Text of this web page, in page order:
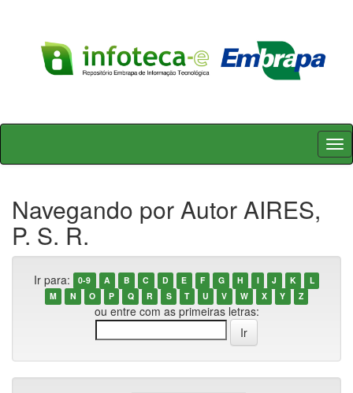
Skip
Navegando por Autor AIRES,
P. S. R.
Ir para: 0-9 A B C D E F G H I J K
L
M
N O P Q R S T U V W X Y Z
ou entre com as primeiras letras: